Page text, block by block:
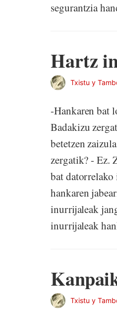
segurantzia
Hartz
Txistu y
-Hankaren bat
Badakizu
betetzen
zergatik? - Ez.
bat
hankaren
inurrijaleak
inurrijaleak
Txistu y